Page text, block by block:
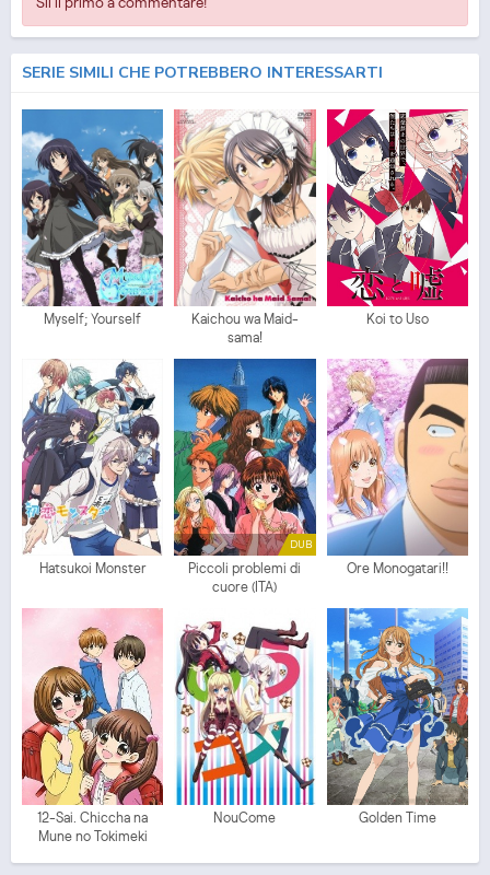
SERIE SIMILI CHE POTREBBERO INTERESSARTI
Myself; Yourself
Kaichou wa Maid-
sama!
Koi to Uso
Hatsukoi Monster
DUB
Piccoli problemi di
cuore (ITA)
Ore Monogatari!!
12-Sai. Chiccha na
Mune no Tokimeki
NouCome Golden Time